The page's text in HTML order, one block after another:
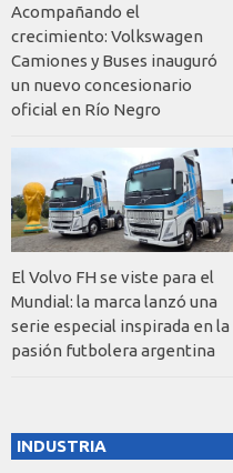
Acompañando el
crecimiento: Volkswagen
Camiones y Buses inauguró
un nuevo concesionario
oficial en Río Negro
El Volvo FH se viste para el
Mundial: la marca lanzó una
serie especial inspirada en la
pasión futbolera argentina
INDUSTRIA